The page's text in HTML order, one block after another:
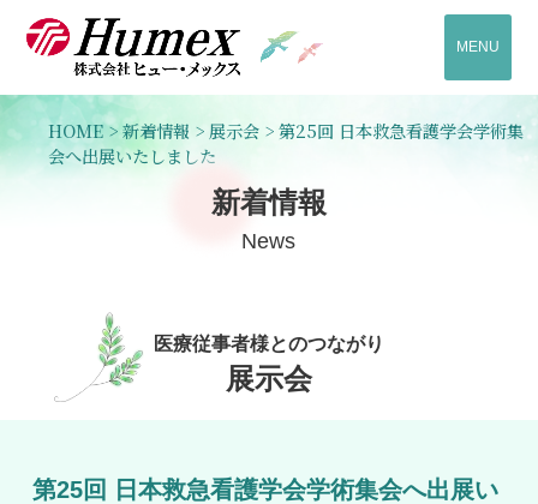
MENU
HOME> 新着情報 > 展示会 > 第25回 日本救急看護学会学術集
会へ出展いたしました
新着情報
News
医療従事者様とのつながり
展示会
第25回 日本救急看護学会学術集会へ出展い